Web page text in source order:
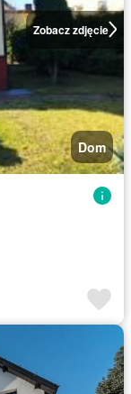
Zobacz zdjęcie
Dom